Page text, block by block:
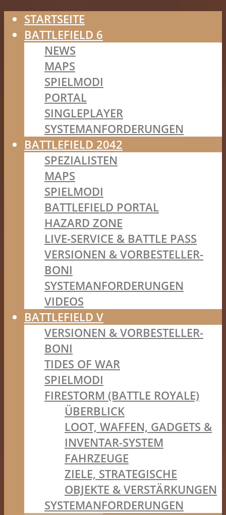
STARTSEITE
BATTLEFIELD 6
NEWS
MAPS
SPIELMODI
PORTAL
SINGLEPLAYER
SYSTEMANFORDERUNGEN
BATTLEFIELD 2042
SPEZIALISTEN
MAPS
SPIELMODI
BATTLEFIELD PORTAL
HAZARD ZONE
LIVE-SERVICE & BATTLE PASS
VERSIONEN & VORBESTELLER-
BONI
SYSTEMANFORDERUNGEN
VIDEOS
BATTLEFIELD V
VERSIONEN & VORBESTELLER-
BONI
TIDES OF WAR
SPIELMODI
FIRESTORM (BATTLE ROYALE)
ÜBERBLICK
LOOT, WAFFEN, GADGETS &
INVENTAR-SYSTEM
FAHRZEUGE
ZIELE, STRATEGISCHE
OBJEKTE & VERSTÄRKUNGEN
SYSTEMANFORDERUNGEN